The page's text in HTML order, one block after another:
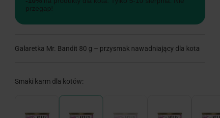
przegap!
Galaretka Mr. Bandit 80 g – przysmak nawadniający dla kota
Smaki karm dla kotów: